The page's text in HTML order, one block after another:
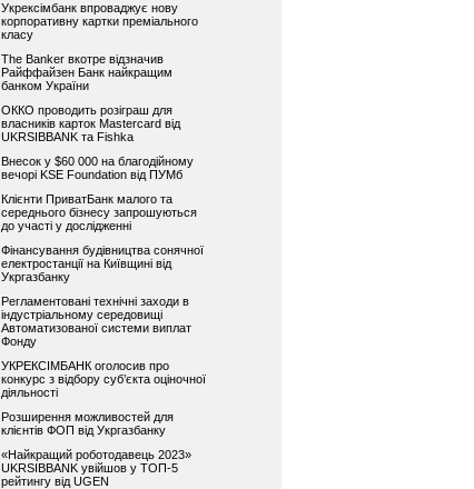
Укрексімбанк впроваджує нову
корпоративну картки преміального
класу
The Banker вкотре відзначив
Райффайзен Банк найкращим
банком України
ОККО проводить розіграш для
власників карток Mastercard від
UKRSIBBANK та Fishka
Внесок у $60 000 на благодійному
вечорі KSE Foundation від ПУМб
Клієнти ПриватБанк малого та
середнього бізнесу запрошуються
до участі у дослідженні
Фінансування будівництва сонячної
електростанції на Київщині від
Укргазбанку
Регламентовані технічні заходи в
індустріальному середовищі
Автоматизованої системи виплат
Фонду
УКРЕКСІМБАНК оголосив про
конкурс з відбору суб’єкта оціночної
діяльності
Розширення можливостей для
клієнтів ФОП від Укргазбанку
«Найкращий роботодавець 2023»
UKRSIBBANK увійшов у ТОП-5
рейтингу від UGEN